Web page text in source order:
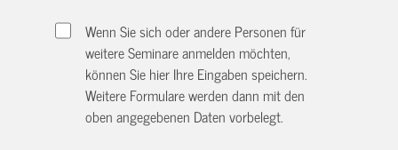
Wenn Sie sich oder andere Personen für
weitere Seminare anmelden möchten,
können Sie hier Ihre Eingaben speichern.
Weitere Formulare werden dann mit den
oben angegebenen Daten vorbelegt.